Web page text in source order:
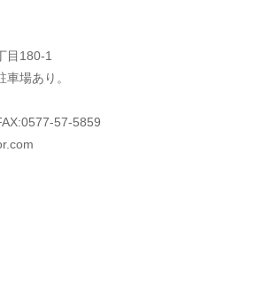
目180-1
場あり。
57-5859